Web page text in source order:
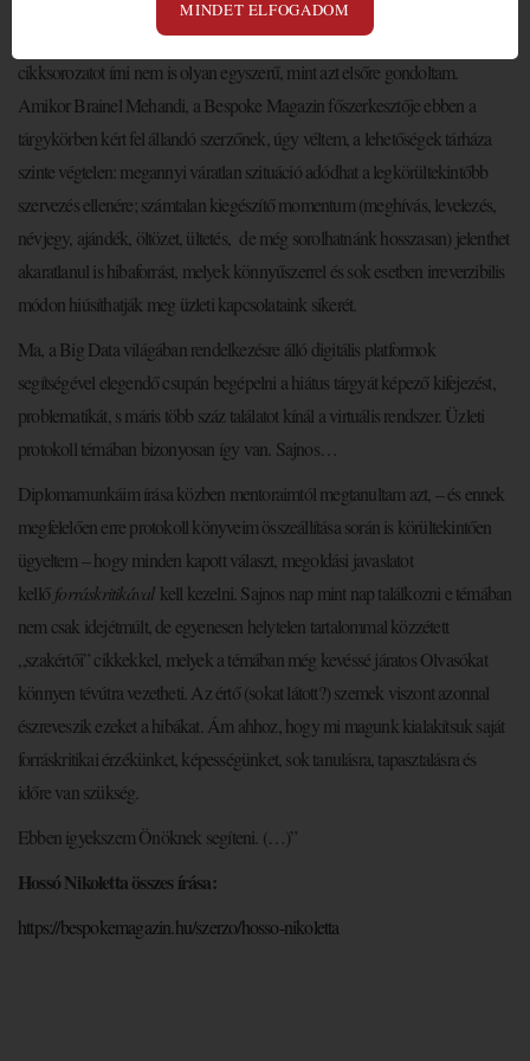
Üzleti protokoll témában hiteles tartalmú, innovatív formátumú
cikksorozatot írni nem is olyan egyszerű, mint azt elsőre gondoltam.
Amikor Brainel Mehandi, a Bespoke Magazin főszerkesztője ebben a
tárgykörben kért fel állandó szerzőnek, úgy véltem, a lehetőségek tárháza
szinte végtelen: megannyi váratlan szituáció adódhat a legkörültekintőbb
szervezés ellenére; számtalan kiegészítő momentum (meghívás, levelezés,
névjegy, ajándék, öltözet, ültetés, de még sorolhatnánk hosszasan) jelenthet
akaratlanul is hibaforrást, melyek könnyűszerrel és sok esetben irreverzibilis
módon hiúsíthatják meg üzleti kapcsolataink sikerét.
Ma, a Big Data világában rendelkezésre álló digitális platformok
segítségével elegendő csupán begépelni a hiátus tárgyát képező kifejezést,
problematikát, s máris több száz találatot kínál a virtuális rendszer. Üzleti
protokoll témában bizonyosan így van. Sajnos…
Diplomamunkáim írása közben mentoraimtól megtanultam azt, – és ennek
megfelelően erre protokoll könyveim összeállítása során is körültekintően
ügyeltem – hogy minden kapott választ, megoldási javaslatot
kellőforráskritikával kell kezelni. Sajnos nap mint nap találkozni e témában
nem csak idejétmúlt, de egyenesen helytelen tartalommal közzétett
„szakértői” cikkekkel, melyek a témában még kevéssé járatos Olvasókat
könnyen tévútra vezetheti. Az értő (sokat látott?) szemek viszont azonnal
észreveszik ezeket a hibákat. Ám ahhoz, hogy mi magunk kialakítsuk saját
forráskritikai érzékünket, képességünket, sok tanulásra, tapasztalásra és
időre van szükség.
Ebben igyekszem Önöknek segíteni. (…)”
Hossó Nikoletta összes írása:
https://bespokemagazin.hu/szerzo/hosso-nikoletta
MINDET ELFOGADOM